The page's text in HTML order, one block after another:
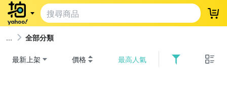
登
全部分類
最新上架 價格 最高人氣